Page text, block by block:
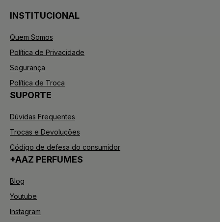
INSTITUCIONAL
Quem Somos
Política de Privacidade
Segurança
Política de Troca
SUPORTE
Dúvidas Frequentes
Trocas e Devoluções
Código de defesa do consumidor
+AAZ PERFUMES
Blog
Youtube
Instagram